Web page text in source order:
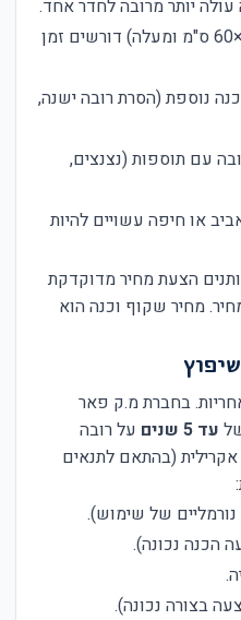
יותר מרובה לחדר אחד.
אריחים גדולים (60×60 ס"מ ומעלה) דורשים זמן
נוספת (הסרת רובה ישנה,
עם תוספות (נצנצים,
או חיפה עשויים להיות
הצעת מחיר מדוקדקת
מחיר שקוף וכנה הוא
בחברת מ.ק פאר
עד 5 שנים
על רובה
על רובה אקרילית (בהתאם לתנאים
של שימוש).
הכנה נכונה).
בצורה נכונה).